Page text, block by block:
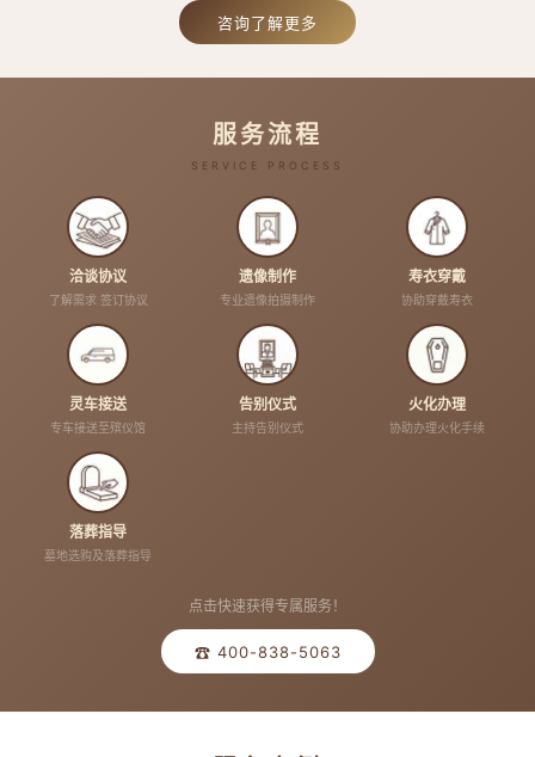
咨询了解更多
服务流程
SERVICE PROCESS
洽谈协议
了解需求 签订协议
遗像制作
专业遗像拍摄制作
寿衣穿戴
协助穿戴寿衣
灵车接送
专车接送至殡仪馆
告别仪式
主持告别仪式
火化办理
协助办理火化手续
落葬指导
墓地选购及落葬指导
点击快速获得专属服务！
☎ 400-838-5063